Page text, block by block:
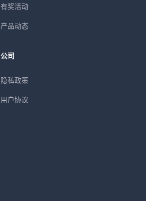
有奖活动
产品动态
公司
隐私政策
用户协议